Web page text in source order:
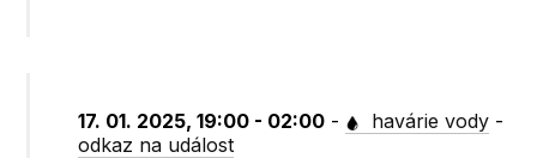
17. 01. 2025, 19:00 - 02:00 - havárie vody -
odkaz na událost